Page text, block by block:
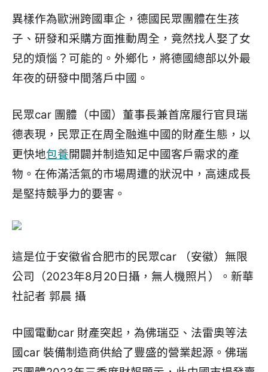
異樣作為歐洲跨國車企，德國民眾團體在生孩
子、研發和采購方面推動周全，竟然找人娶了女
兒的煩惱？可能的。外鄉化，將德國總部以外最
年夜的研發中間落戶中國。
民眾car 團體（中國）董事長兼首席履行官貝瑞
德表現，民眾正在周全融進中國的財產生態，以
更快地包養開闢并制造知足中國客戶需求的產
物。在佈滿活氣的市場周遭的狀況中，高速成長
是堅持競爭力的要害。
這是位于安徽省合肥市的民眾car （安徽）無限
公司（2023年8月20日攝，無人機照片）。新華
社記者 郭晨 攝
中國電動car 財產突起，為佛瑞亞、法雷奧等法
國car 裝備制造商供給了豐盛的營業起源。佛瑞